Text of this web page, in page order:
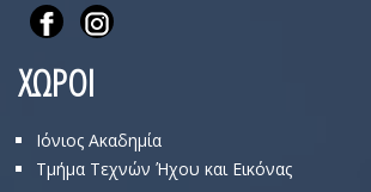
ΧΩΡΟΙ
Ιόνιος Ακαδημία
Τμήμα Τεχνών Ήχου και Εικόνας